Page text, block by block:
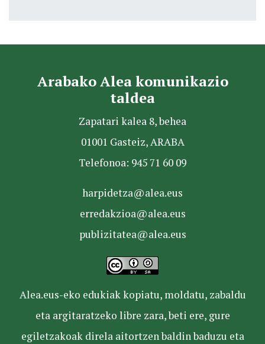
Arabako Alea komunikazio
taldea
Zapatari kalea 8, behea
01001 Gasteiz, ARABA
Telefonoa: 945 71 60 09
harpidetza@alea.eus
erredakzioa@alea.eus
publizitatea@alea.eus
Alea.eus-eko edukiak kopiatu, moldatu, zabaldu
eta argitaratzeko libre zara, beti ere, gure
egiletzakoak direla aitortzen baldin baduzu eta